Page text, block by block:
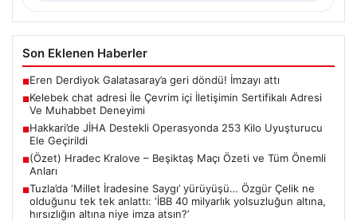
Son Eklenen Haberler
■Eren Derdiyok Galatasaray’a geri döndü! İmzayı attı
■Kelebek chat adresi İle Çevrim içi İletişimin Sertifikalı Adresi
Ve Muhabbet Deneyimi
■Hakkari’de JİHA Destekli Operasyonda 253 Kilo Uyuşturucu
Ele Geçirildi
■(Özet) Hradec Kralove – Beşiktaş Maçı Özeti ve Tüm Önemli
Anları
■Tuzla’da ‘Millet İradesine Saygı’ yürüyüşü… Özgür Çelik ne
olduğunu tek tek anlattı: ‘İBB 40 milyarlık yolsuzluğun altına,
hırsızlığın altına niye imza atsın?’